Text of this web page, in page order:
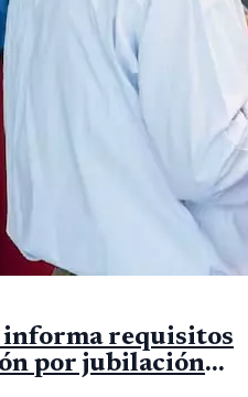
informa requisitos
por jubilación